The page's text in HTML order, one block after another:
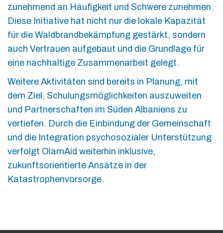
zunehmend an Häufigkeit und Schwere zunehmen.
Diese Initiative hat nicht nur die lokale Kapazität
für die Waldbrandbekämpfung gestärkt, sondern
auch Vertrauen aufgebaut und die Grundlage für
eine nachhaltige Zusammenarbeit gelegt.
Weitere Aktivitäten sind bereits in Planung, mit
dem Ziel, Schulungsmöglichkeiten auszuweiten
und Partnerschaften im Süden Albaniens zu
vertiefen. Durch die Einbindung der Gemeinschaft
und die Integration psychosozialer Unterstützung
verfolgt OlamAid weiterhin inklusive,
zukunftsorientierte Ansätze in der
Katastrophenvorsorge.